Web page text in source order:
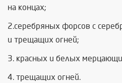
на концах;
2.серебряных форсов с
и трещащих огней;
3. красных и белых
4. трещащих огней.